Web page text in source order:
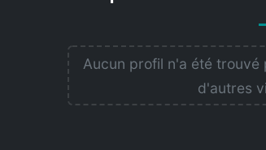
Aucun profil n'a été trouvé
d'autres